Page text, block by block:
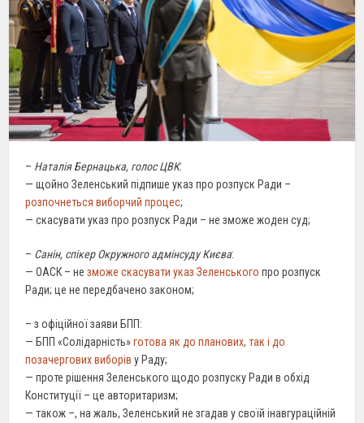
– Наталія Бернацька, голос ЦВК:
— щойно Зеленський підпише указ про розпуск Ради –
розпочнеться виборчий процес;
— скасувати указ про розпуск Ради – не зможе жоден суд;
– Санін, спікер Окружного адмінсуду Києва:
— ОАСК – незможе скасувати указ Зеленського про розпуск
Ради; це не передбачено законом;
– з офіційної заяви БПП:
— БПП «Солідарність»готова як до планових, так і до
позачергових виборів у Раду;
— проте рішення Зеленського щодо розпуску Ради в обхід
Конституції – це авторитаризм;
— також –, на жаль, Зеленський не згадав у своїй інавгураційній